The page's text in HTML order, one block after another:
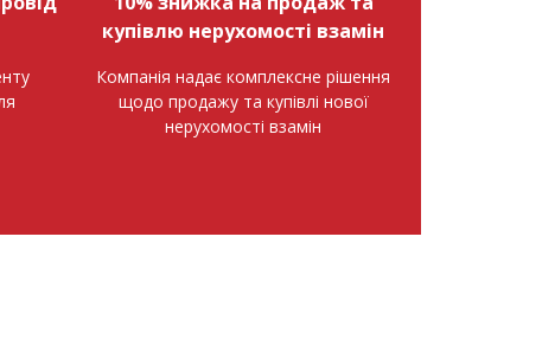
купівлю нерухомості взамін
Компанія надає комплексне рішення
щодо продажу та купівлі нової
нерухомості взамін